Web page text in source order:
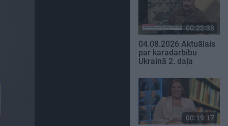
00:22:38
04.08.2026 Aktuālais
par karadarbību
Ukrainā 2. daļa
00:19:17